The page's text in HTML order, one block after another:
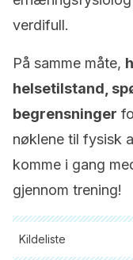
verdifull.
På samme måte,
helsetilstand,
begrensninger
nøklene til fysisk
komme i gang
gjennom trening!
Kildeliste